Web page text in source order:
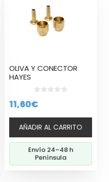
OLIVA Y CONECTOR
HAYES
d
11,60€
AÑADIR AL CARRITO
Envío 24–48 h
Península